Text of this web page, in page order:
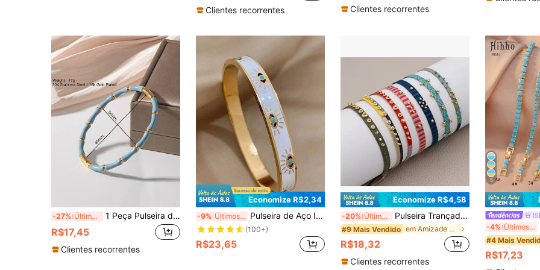
Quase esgotado!
Clientes recorrentes
Clientes recorrentes
-27% Últimos 2 dias 1 Peça Pulseira de Juntas Unissex de Bambu, Aço Inoxidável 304 Banhado a Ouro, Adequada para Uso Diário e Externo
R$17,45
Clientes recorrentes
Economize R$2,34
-9% Últimos 3 dias Pulseira de Aço Inoxidável da Moda com Olho Grego Turco para Mulheres e Homens, Pulseira Bracelete com Olho da Sorte com Efeito de Gotejamento de Óleo, Presente de Joias
(100+)
R$23,65
Economize R$4,58
-20% Últimos 3 dias Pulseira Trançada Estilo Boêmio, Pulseira Empilhável Masculina, Pulseira de Praia Feminina Fashion da Colômbia
#9 Mais Vendido em Amizade Pulseiras Femininas
R$18,32
Clientes recorrentes
5
-4% Últimos 3 dias
#4 Mais
R$17,23